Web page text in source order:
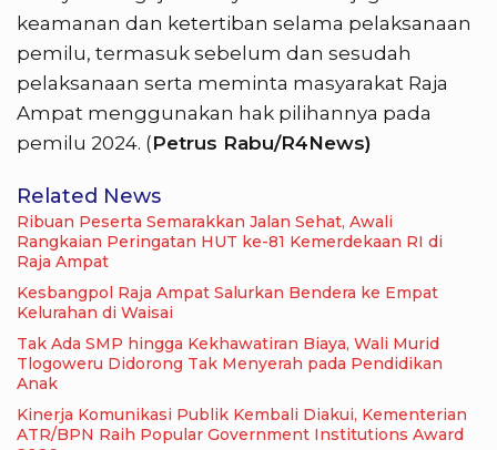
keamanan dan ketertiban selama pelaksanaan
pemilu, termasuk sebelum dan sesudah
pelaksanaan serta meminta masyarakat Raja
Ampat menggunakan hak pilihannya pada
pemilu 2024. (Petrus Rabu/R4News)
Related News
Ribuan Peserta Semarakkan Jalan Sehat, Awali
Rangkaian Peringatan HUT ke-81 Kemerdekaan RI di
Raja Ampat
Kesbangpol Raja Ampat Salurkan Bendera ke Empat
Kelurahan di Waisai
Tak Ada SMP hingga Kekhawatiran Biaya, Wali Murid
Tlogoweru Didorong Tak Menyerah pada Pendidikan
Anak
Kinerja Komunikasi Publik Kembali Diakui, Kementerian
ATR/BPN Raih Popular Government Institutions Award